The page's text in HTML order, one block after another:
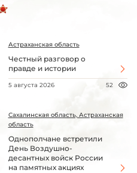
Астраханская область
Честный разговор о
правде и истории
5 августа 2026 52
Сахалинская область, Астраханская
область
Однополчане встретили
День Воздушно-
десантных войск России
на памятных акциях